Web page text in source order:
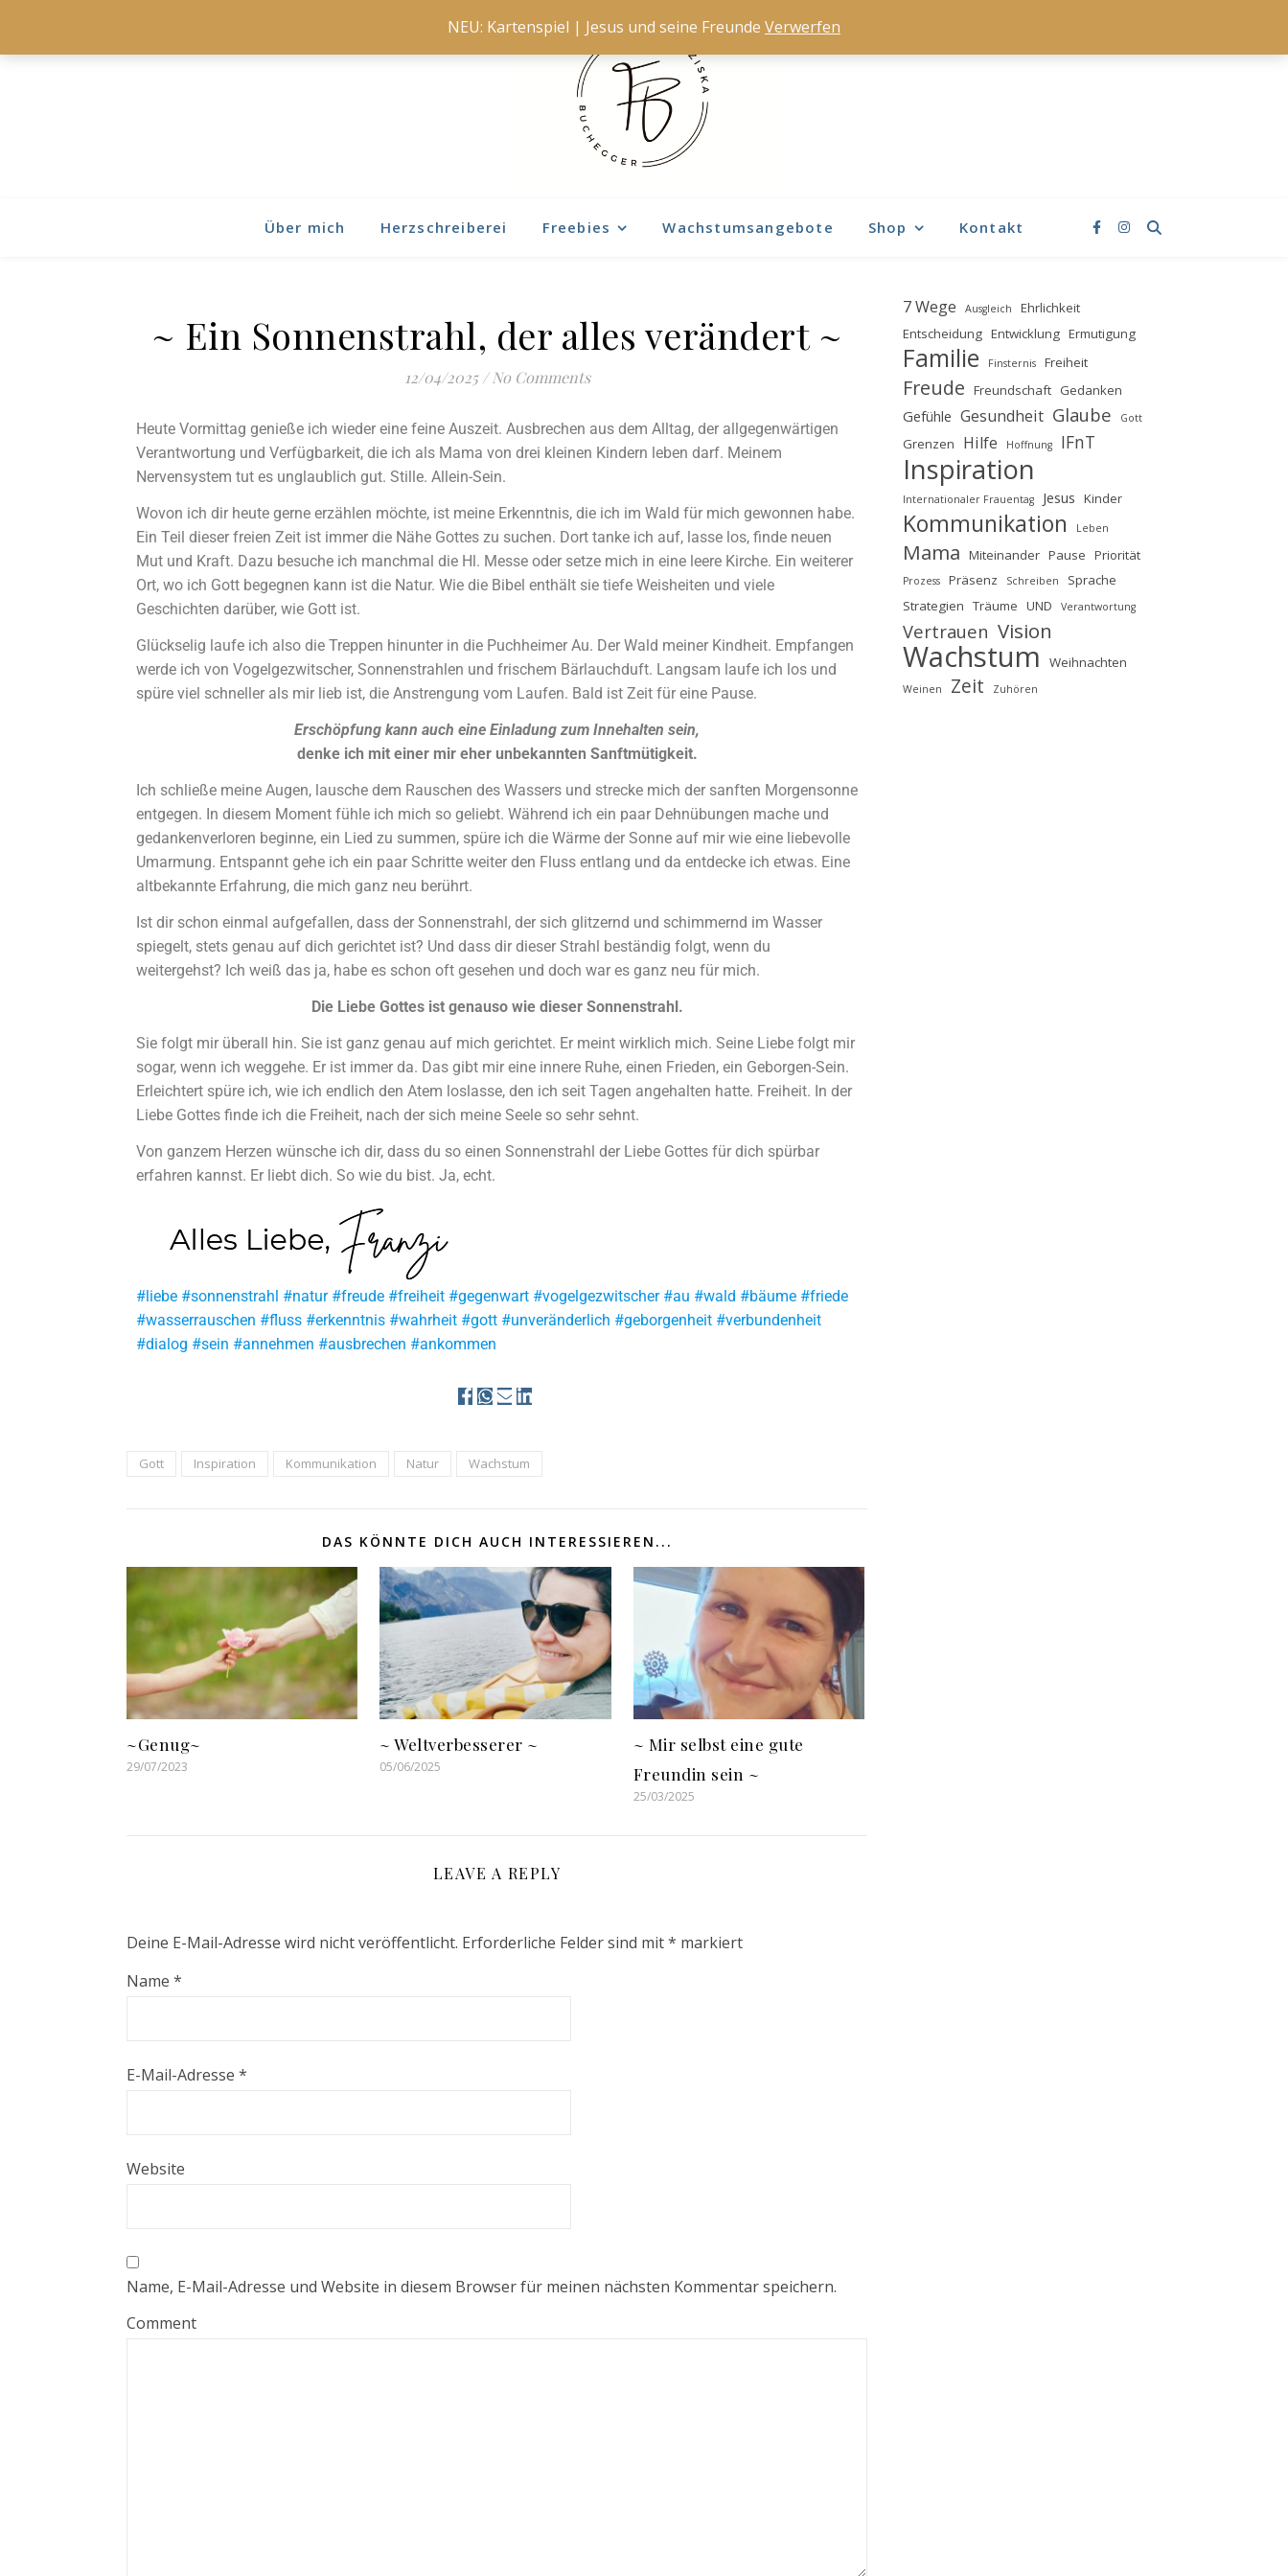
Über mich Herzschreiberei Freebies Wachstumsangebote Shop Kontakt
~ Ein Sonnenstrahl, der alles verändert ~
12/04/2025 / No Comments
Heute Vormittag genieße ich wieder eine feine Auszeit. Ausbrechen aus dem Alltag, der allgegenwärtigen
Verantwortung und Verfügbarkeit, die ich als Mama von drei kleinen Kindern leben darf. Meinem
Nervensystem tut es unglaublich gut. Stille. Allein-Sein.
Wovon ich dir heute gerne erzählen möchte, ist meine Erkenntnis, die ich im Wald für mich gewonnen habe.
Ein Teil dieser freien Zeit ist immer die Nähe Gottes zu suchen. Dort tanke ich auf, lasse los, finde neuen
Mut und Kraft. Dazu besuche ich manchmal die Hl. Messe oder setze mich in eine leere Kirche. Ein weiterer
Ort, wo ich Gott begegnen kann ist die Natur. Wie die Bibel enthält sie tiefe Weisheiten und viele
Geschichten darüber, wie Gott ist.
Glückselig laufe ich also die Treppen hinunter in die Puchheimer Au. Der Wald meiner Kindheit. Empfangen
werde ich von Vogelgezwitscher, Sonnenstrahlen und frischem Bärlauchduft. Langsam laufe ich los und
spüre viel schneller als mir lieb ist, die Anstrengung vom Laufen. Bald ist Zeit für eine Pause.
Erschöpfung kann auch eine Einladung zum Innehalten sein,
denke ich mit einer mir eher unbekannten Sanftmütigkeit.
Ich schließe meine Augen, lausche dem Rauschen des Wassers und strecke mich der sanften Morgensonne
entgegen. In diesem Moment fühle ich mich so geliebt. Während ich ein paar Dehnübungen mache und
gedankenverloren beginne, ein Lied zu summen, spüre ich die Wärme der Sonne auf mir wie eine liebevolle
Umarmung. Entspannt gehe ich ein paar Schritte weiter den Fluss entlang und da entdecke ich etwas. Eine
altbekannte Erfahrung, die mich ganz neu berührt.
Ist dir schon einmal aufgefallen, dass der Sonnenstrahl, der sich glitzernd und schimmernd im Wasser
spiegelt, stets genau auf dich gerichtet ist? Und dass dir dieser Strahl beständig folgt, wenn du
weitergehst? Ich weiß das ja, habe es schon oft gesehen und doch war es ganz neu für mich.
Die Liebe Gottes ist genauso wie dieser Sonnenstrahl.
Sie folgt mir überall hin. Sie ist ganz genau auf mich gerichtet. Er meint wirklich mich. Seine Liebe folgt mir
sogar, wenn ich weggehe. Er ist immer da. Das gibt mir eine innere Ruhe, einen Frieden, ein Geborgen-Sein.
Erleichtert spüre ich, wie ich endlich den Atem loslasse, den ich seit Tagen angehalten hatte. Freiheit. In der
Liebe Gottes finde ich die Freiheit, nach der sich meine Seele so sehr sehnt.
Von ganzem Herzen wünsche ich dir, dass du so einen Sonnenstrahl der Liebe Gottes für dich spürbar
erfahren kannst. Er liebt dich. So wie du bist. Ja, echt.
#liebe #sonnenstrahl #natur #freude #freiheit #gegenwart #vogelgezwitscher #au #wald #bäume #friede
#wasserrauschen #fluss #erkenntnis #wahrheit #gott #unveränderlich #geborgenheit #verbundenheit
#dialog #sein #annehmen #ausbrechen #ankommen
Gott Inspiration Kommunikation Natur Wachstum
DAS KÖNNTE DICH AUCH INTERESSIEREN...
~Genug~
29/07/2023
~ Weltverbesserer ~
05/06/2025
~ Mir selbst eine gute
Freundin sein ~
25/03/2025
LEAVE A REPLY
Deine E-Mail-Adresse wird nicht veröffentlicht. Erforderliche Felder sind mit* markiert
Name *
E-Mail-Adresse *
Website
Name, E-Mail-Adresse und Website in diesem Browser für meinen nächsten Kommentar speichern.
Comment
7 Wege Ausgleich
Ehrlichkeit
Entscheidung Entwicklung Ermutigung
Familie Finsternis Freiheit
Freude Freundschaft Gedanken
Gefühle Gesundheit Glaube Gott
Grenzen Hilfe Hoffnung IFnT
Inspiration
Internationaler Frauentag Jesus Kinder
Kommunikation Leben
Mama Miteinander Pause Priorität
Prozess Präsenz Schreiben
Sprache
Strategien Träume UND Verantwortung
Vertrauen Vision
Wachstum Weihnachten
Weinen Zeit Zuhören
NEU: Kartenspiel | Jesus und seine Freunde Verwerfen